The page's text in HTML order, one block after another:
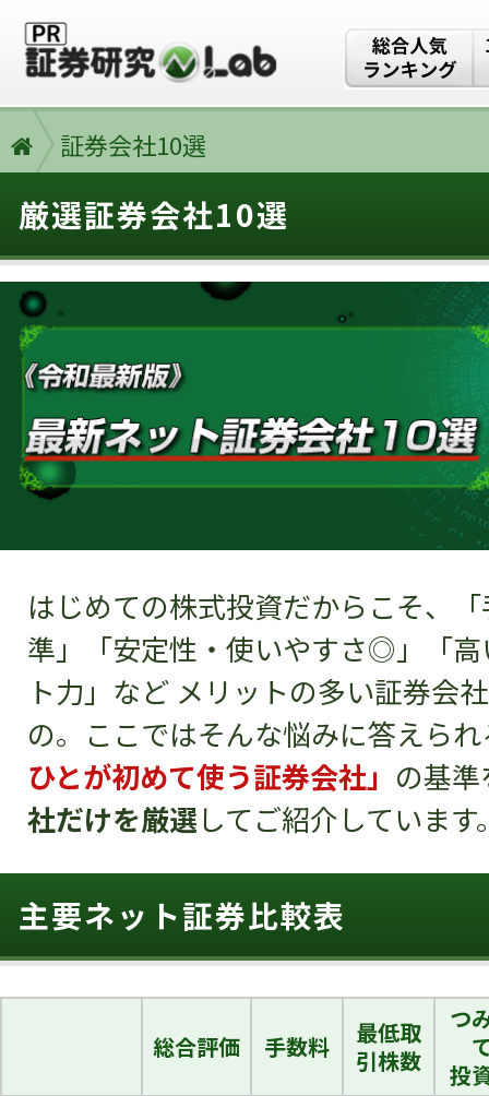
証券会社10選
厳選証券会社10選
はじめての株式投資だからこそ、
準」「安定性・使いやすさ◎」「
ト力」など メリットの多い証券会
の。ここではそんな悩みに答えら
ひとが初めて使う証券会社」 の基
社だけを厳選してご紹介しています
主要ネット証券比較表
総合評価 手数料
最低取
引株数
つ
投